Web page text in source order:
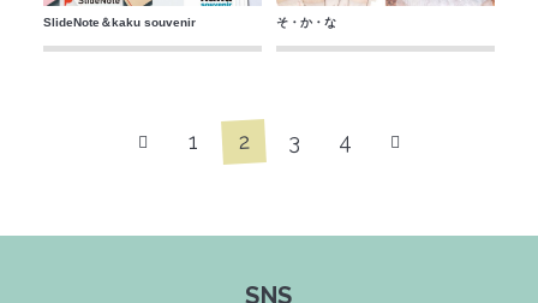
SlideNote＆kaku souvenir そ・か・な
1 2 3 4
SNS